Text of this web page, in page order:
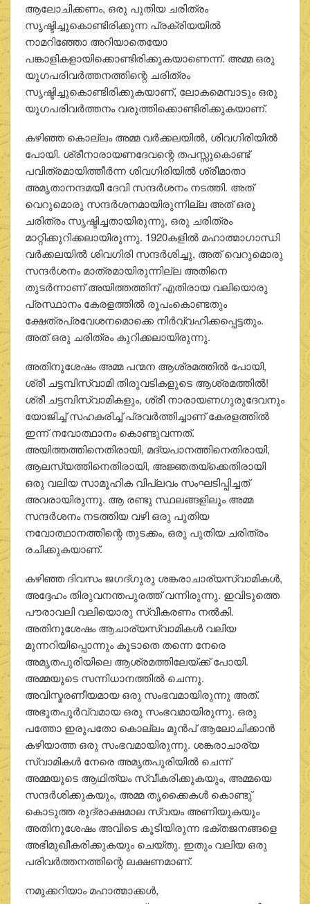
ആലോചിക്കണം, ഒരു പുതിയ ചരിത്രം
സൃഷ്ടിച്ചുകൊണ്ടിരിക്കുന്ന പ്രക്രിയയില്‍
നാമറിഞ്ഞോ അറിയാതെയോ
പങ്കാളികളായിക്കൊണ്ടിരിക്കുകയാണെന്ന്. അമ്മ ഒരു
യുഗപരിവര്‍ത്തനത്തിന്റെ ചരിത്രം
സൃഷ്ടിച്ചുകൊണ്ടിരിക്കുകയാണ്, ലോകമെമ്പാടും ഒരു
യുഗപരിവര്‍ത്തനം വരുത്തിക്കൊണ്ടിരിക്കുകയാണ്.
കഴിഞ്ഞ കൊല്ലം അമ്മ വര്‍ക്കലയില്‍, ശിവഗിരിയില്‍
പോയി. ശ്രീനാരായണദേവന്റെ തപസ്സുകൊണ്ട്
പവിത്രമായിത്തീര്‍ന്ന ശിവഗിരിയില്‍ ശ്രീമാതാ
അമൃതാനന്ദമയീ ദേവി സന്ദര്‍ശനം നടത്തി. അത്
വെറുമൊരു സന്ദര്‍ശനമായിരുന്നില്ല അത് ഒരു
ചരിത്രം സൃഷ്ടിച്ചതായിരുന്നു, ഒരു ചരിത്രം
മാറ്റിക്കുറിക്കലായിരുന്നു. 1920കളില്‍ മഹാത്മാഗാന്ധി
വര്‍ക്കലയില്‍ ശിവഗിരി സന്ദര്‍ശിച്ചു, അത് വെറുമൊരു
സന്ദര്‍ശനം മാത്രമായിരുന്നില്ല അതിനെ
തുടര്‍ന്നാണ് അയിത്തത്തിന് എതിരായ വലിയൊരു
പ്രസ്ഥാനം കേരളത്തില്‍ രൂപംകൊണ്ടതും
ക്ഷേത്രപ്രവേശനമൊക്കെ നിര്‍വ്വഹിക്കപ്പെട്ടതും.
അത് ഒരു ചരിത്രം കുറിക്കലായിരുന്നു.
അതിനുശേഷം അമ്മ പന്മന ആശ്രമത്തില്‍ പോയി,
ശ്രീ ചട്ടമ്പിസ്വാമി തിരുവടികളുടെ ആശ്രമത്തില്‍!
ശ്രീ ചട്ടമ്പിസ്വാമികളും, ശ്രീ നാരായണഗുരുദേവനും
യോജിച്ച് സഹകരിച്ച് പ്രവര്‍ത്തിച്ചാണ് കേരളത്തില്‍
ഇന്ന് നവോത്ഥാനം കൊണ്ടുവന്നത്.
അയിത്തത്തിനെതിരായി, മദ്യപാനത്തിനെതിരായി,
ആലസ്യത്തിനെതിരായി, അജ്ഞതയ്‌ക്കെതിരായി
ഒരു വലിയ സാമൂഹിക വിപ്ലവം സംഘടിപ്പിച്ചത്
അവരായിരുന്നു. ആ രണ്ടു സ്ഥലങ്ങളിലും അമ്മ
സന്ദര്‍ശനം നടത്തിയ വഴി ഒരു പുതിയ
നവോത്ഥാനത്തിന്റെ തുടക്കം, ഒരു പുതിയ ചരിത്രം
രചിക്കുകയാണ്.
കഴിഞ്ഞ ദിവസം ജഗദ്ഗുരു ശങ്കരാചാര്യസ്വാമികള്‍,
അദ്ദേഹം തിരുവനന്തപുരത്ത് വന്നിരുന്നു. ഇവിടുത്തെ
പൗരാവലി വലിയൊരു സ്വീകരണം നല്‍കി.
അതിനുശേഷം ആചാര്യസ്വാമികള്‍ വലിയ
മുന്നറിയിപ്പൊന്നും കൂടാതെ തന്നെ നേരെ
അമൃതപുരിയിലെ ആശ്രമത്തിലേയ്ക്ക് പോയി.
അമ്മയുടെ സന്നിധാനത്തില്‍ ചെന്നു.
അവിസ്മരണീയമായ ഒരു സംഭവമായിരുന്നു അത്.
അഭൂതപൂര്‍വ്വമായ ഒരു സംഭവമായിരുന്നു. ഒരു
പത്തോ ഇരുപതോ കൊല്ലം മുന്‍പ് ആലോചിക്കാന്‍
കഴിയാത്ത ഒരു സംഭവമായിരുന്നു. ശങ്കരാചാര്യ
സ്വാമികള്‍ നേരെ അമൃതപുരിയില്‍ ചെന്ന്
അമ്മയുടെ ആഥിത്യം സ്വീകരിക്കുകയും, അമ്മയെ
സന്ദര്‍ശിക്കുകയും, അമ്മ തൃക്കൈകള്‍ കൊണ്ടു്
കൊടുത്ത രുദ്രാക്ഷമാല സ്വയം അണിയുകയും
അതിനുശേഷം അവിടെ കൂടിയിരുന്ന ഭക്തജനങ്ങളെ
അഭിമുഖീകരിക്കുകയും ചെയ്തു. ഇതും വലിയ ഒരു
പരിവര്‍ത്തനത്തിന്റെ ലക്ഷണമാണ്.
നമുക്കറിയാം മഹാത്മാക്കള്‍,